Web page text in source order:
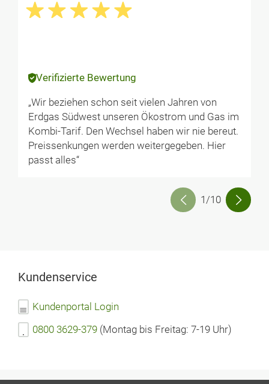
„Wir beziehen schon seit vielen Jahren von
Erdgas Südwest unseren Ökostrom und Gas im
Kombi-Tarif. Den Wechsel haben wir nie bereut.
Preissenkungen werden weitergegeben. Hier
passt alles“
Verifizierte Bewertung
1/10
Kundenservice
Kundenportal Login
0800 3629-379 (Montag bis Freitag: 7-19 Uhr)